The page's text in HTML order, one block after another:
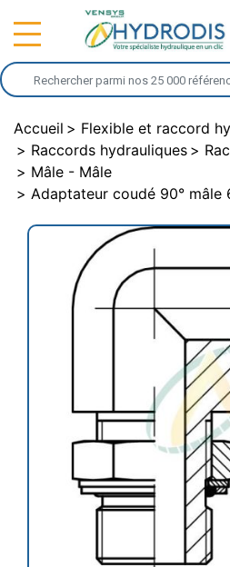
Accueil
Flexible et raccord
Raccords hydrauliques
Mâle - Mâle
Adaptateur coudé 90° mâle